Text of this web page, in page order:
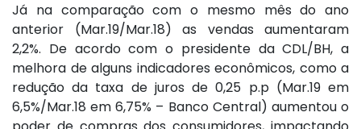
Já na comparação com o mesmo mês do ano
anterior (Mar.19/Mar.18) as vendas aumentaram
2,2%. De acordo com o presidente da CDL/BH, a
melhora de alguns indicadores econômicos, como a
redução da taxa de juros de 0,25 p.p (Mar.19 em
6,5%/Mar.18 em 6,75% – Banco Central) aumentou o